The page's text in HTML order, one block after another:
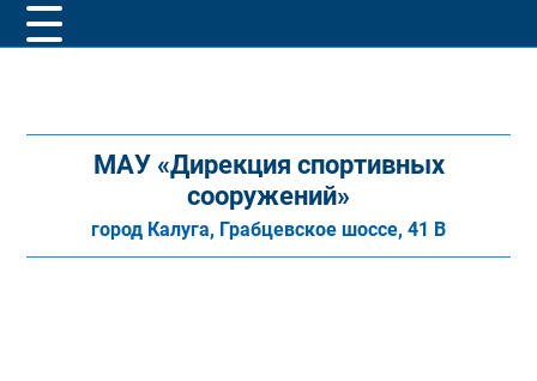
МАУ «Дирекция спортивных
сооружений»
город Калуга, Грабцевское шоссе, 41 В